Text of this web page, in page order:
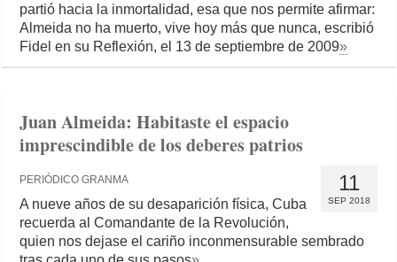
partió hacia la inmortalidad, esa que nos permite afirmar:
Almeida no ha muerto, vive hoy más que nunca, escribió
Fidel en su Reflexión, el 13 de septiembre de 2009»
Juan Almeida: Habitaste el espacio
imprescindible de los deberes patrios
11
SEP 2018
PERIÓDICO GRANMA
A nueve años de su desaparición física, Cuba
recuerda al Comandante de la Revolución,
quien nos dejase el cariño inconmensurable sembrado